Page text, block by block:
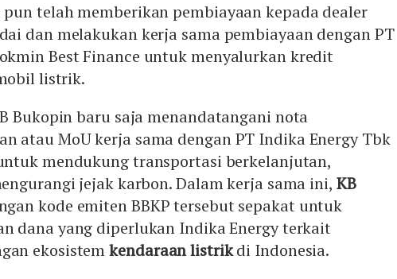
pun telah memberikan pembiayaan kepada dealer
dan melakukan kerja sama pembiayaan dengan PT
Best Finance untuk menyalurkan kredit
listrik.
Bukopin baru saja menandatangani nota
atau MoU kerja sama dengan PT Indika Energy Tbk
mendukung transportasi berkelanjutan,
jejak karbon. Dalam kerja sama ini, KB
kode emiten BBKP tersebut sepakat untuk
dana yang diperlukan Indika Energy terkait
ekosistemkendaraan listrikdi Indonesia.